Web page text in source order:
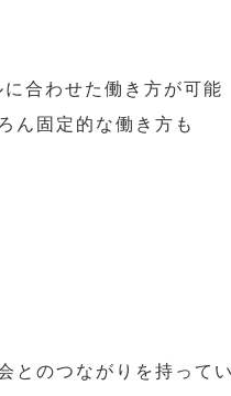
合わせた働き方が可能
ん固定的な働き方も
とのつながりを持ってい